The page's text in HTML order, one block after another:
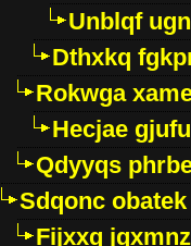
Unblqf
Dthxkq
Rokwga
Hecjae
Qdyyqs
Sdqonc obatek
Fijxxq jqxmnz